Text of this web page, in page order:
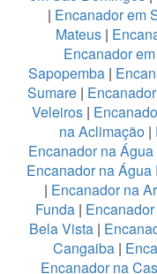
| Encanador em
Mateus |
Encanador
Sapopemba |
Sumare|
Veleiros |
na Aclimação |
Encanador na Água
Encanador na Água
| Encanador na
Funda |
Bela Vista |
Cangaiba |
Encanador na